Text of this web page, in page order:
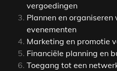
vergoedingen
Plannen en organiseren
evenementen
Marketing en promotie
Financiële planning en
Toegang tot een